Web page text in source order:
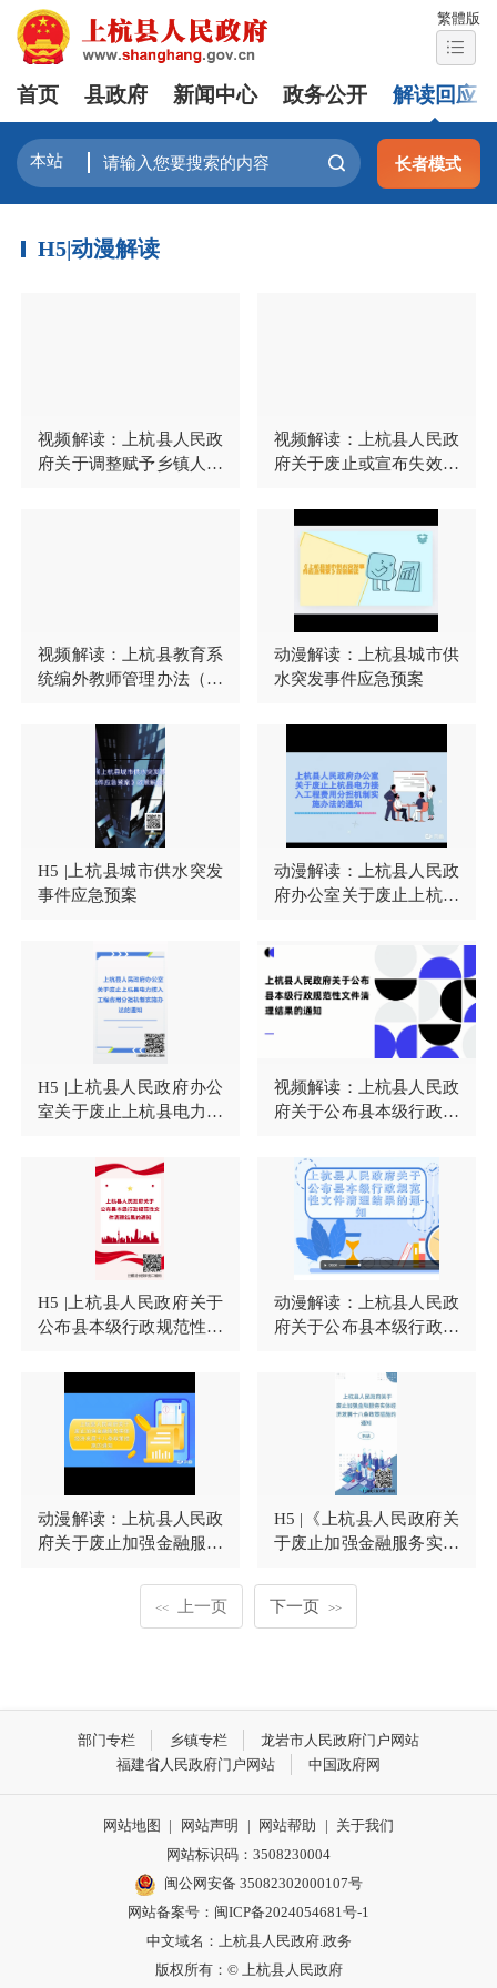
繁體版
首页 县政府 新闻中心 政务公开 解读回应
长者模式
H5|动漫解读
视频解读：上杭县人民政
府关于调整赋予乡镇人民
视频解读：上杭县人民政
府关于废止或宣布失效一
视频解读：上杭县教育系
统编外教师管理办法（试
动漫解读：上杭县城市供
水突发事件应急预案
H5 |上杭县城市供水突发
事件应急预案
动漫解读：上杭县人民政
府办公室关于废止上杭县
制实施办法的通知
H5 |上杭县人民政府办公
室关于废止上杭县电力接
办法的通知
视频解读：上杭县人民政
府关于公布县本级行政规
H5 |上杭县人民政府关于
公布县本级行政规范性文
动漫解读：上杭县人民政
府关于公布县本级行政规
动漫解读：上杭县人民政
府关于废止加强金融服务
H5 |《上杭县人民政府关
于废止加强金融服务实体
的通知》
<< 上一页 下一页 >>
部门专栏 乡镇专栏
龙岩市人民政府门户网站
福建省人民政府门户网站
中国政府网
网站地图 | 网站声明 | 网站帮助 | 关于我们
网站标识码：3508230004
闽公网安备 35082302000107号
网站备案号： 闽ICP备2024054681号-1
中文域名：上杭县人民政府.政务
版权所有：© 上杭县人民政府